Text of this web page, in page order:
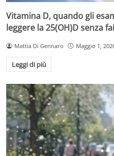
Vitamina D, quando gli
leggere la 25(OH)D senza
Mattia Di Gennaro Maggio 1,
Leggi di più